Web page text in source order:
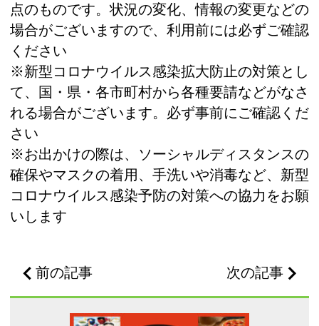
点のものです。状況の変化、情報の変更などの
場合がございますので、利用前には必ずご確認
ください
※新型コロナウイルス感染拡大防止の対策とし
て、国・県・各市町村から各種要請などがなさ
れる場合がございます。必ず事前にご確認くだ
さい
※お出かけの際は、ソーシャルディスタンスの
確保やマスクの着用、手洗いや消毒など、新型
コロナウイルス感染予防の対策への協力をお願
いします
前の記事 次の記事